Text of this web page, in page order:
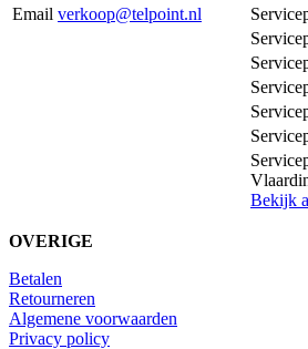
Email verkoop@telpoint.nl
Bekijk
OVERIGE
Betalen
Retourneren
Algemene voorwaarden
Privacy policy